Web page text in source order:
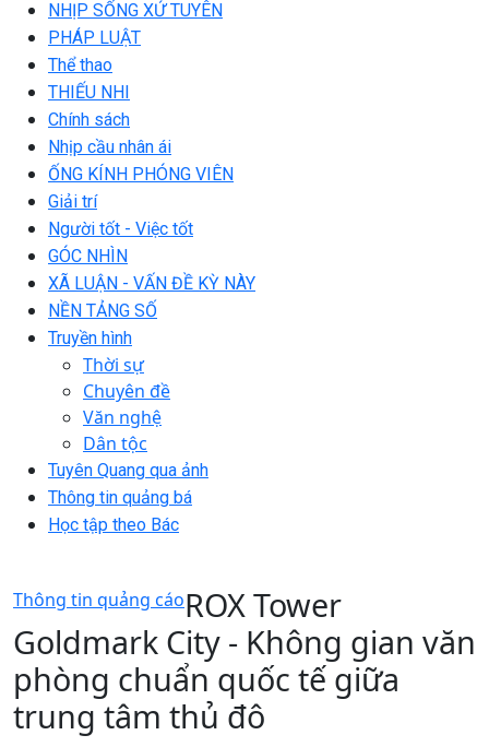
NHỊP SỐNG XỨ TUYÊN
PHÁP LUẬT
Thể thao
THIẾU NHI
Chính sách
Nhịp cầu nhân ái
ỐNG KÍNH PHÓNG VIÊN
Giải trí
Người tốt - Việc tốt
GÓC NHÌN
XÃ LUẬN - VẤN ĐỀ KỲ NÀY
NỀN TẢNG SỐ
Truyền hình
Thời sự
Chuyên đề
Văn nghệ
Dân tộc
Tuyên Quang qua ảnh
Thông tin quảng bá
Học tập theo Bác
Thông tin quảng cáoROX Tower
Goldmark City - Không gian văn
phòng chuẩn quốc tế giữa
trung tâm thủ đô